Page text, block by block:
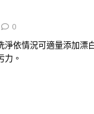
0
淨依情況可適量添加漂
力。